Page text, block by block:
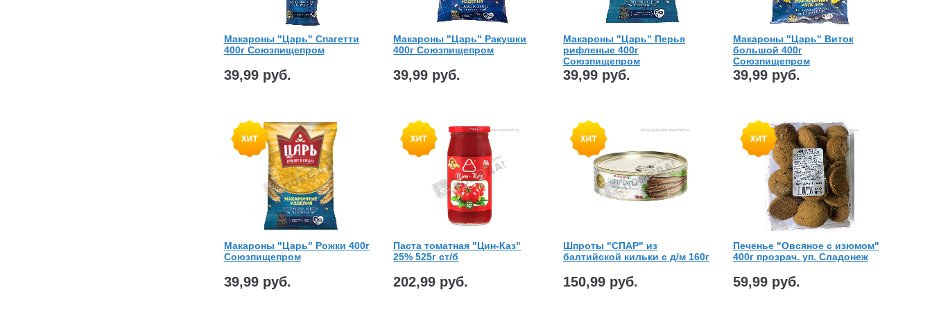
Макароны "Царь" Спагетти
400г Союзпищепром
39,99 руб.
Макароны "Царь" Ракушки
400г Союзпищепром
39,99 руб.
Макароны "Царь" Перья
рифленые 400г
Союзпищепром
39,99 руб.
Макароны "Царь" Виток
большой 400г
Союзпищепром
39,99 руб.
Макароны "Царь" Рожки 400г
Союзпищепром
39,99 руб.
Паста томатная "Цин-Каз"
25% 525г ст/б
202,99 руб.
Шпроты "СПАР" из
балтийской кильки с д/м 160г
150,99 руб.
Печенье "Овсяное с изюмом"
400г прозрач. уп. Сладонеж
59,99 руб.